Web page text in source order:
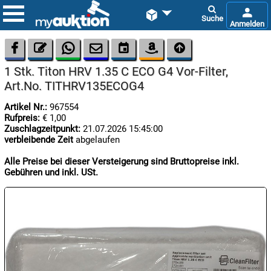
 
10.08:
      
1 Stk. Titon HRV 1.35 C ECO G4 Vor-Filter,
Art.No. TITHRV135ECOG4
Artikel Nr.: 967554
Rufpreis: € 1,00
Zuschlagzeitpunkt: 21.07.2026 15:45:00
verbleibende Zeit abgelaufen
Alle Preise bei dieser Versteigerung sind Bruttopreise inkl.
Gebühren und inkl. USt.